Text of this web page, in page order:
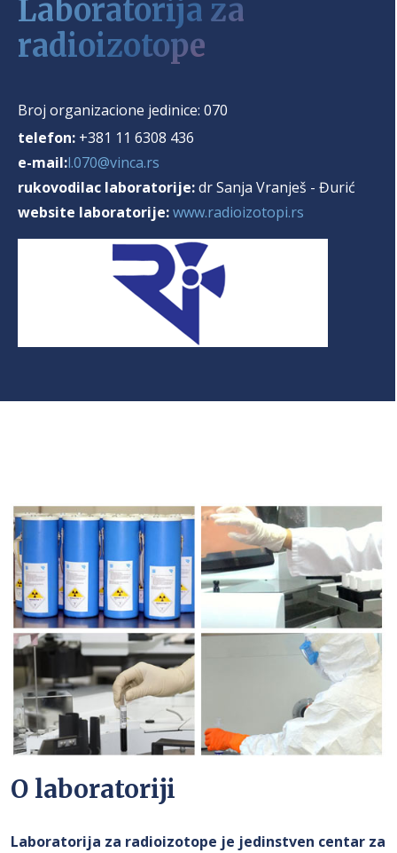
Laboratorija za
radioizotope
Broj organizacione jedinice: 070
telefon: +381 11 6308 436
e-mail:l.070@vinca.rs
rukovodilac laboratorije:dr Sanja Vranješ - Đurić
website laboratorije:www.radioizotopi.rs
O laboratoriji
Laboratorija za radioizotope je jedinstven centar za